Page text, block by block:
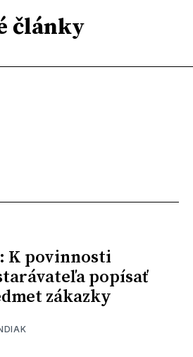
články
K povinnosti
popísať
zákazky